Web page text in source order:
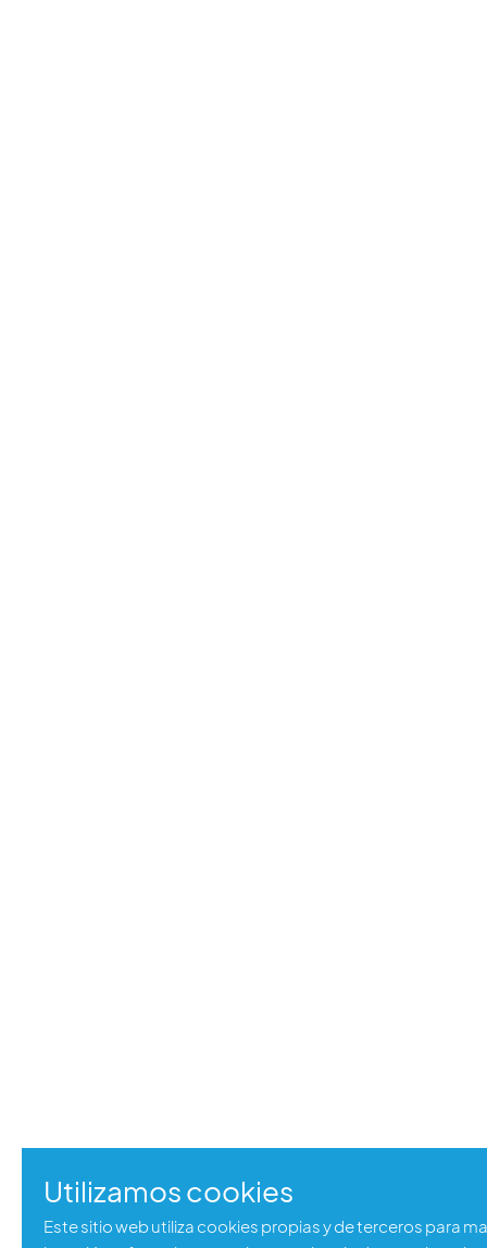
Utilizamos cookies
Este sitio web utiliza cookies propias y de terceros para